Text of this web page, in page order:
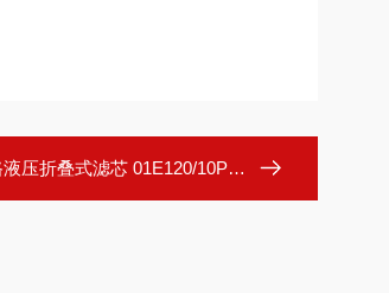
压折叠式滤芯 01E120/10P16EP